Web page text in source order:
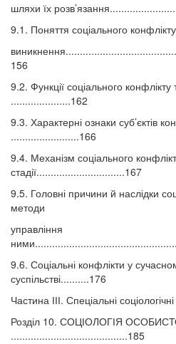
шляхи їх
9.1. Поняття соціального
156
9.2. Функції соціального конфлікту
.....................162
9.3. Характерні ознаки суб’єктів
........................166
9.4. Механізм соціального
стадії...............................167
9.5. Головні причини й наслідки
методи
управління
9.6. Соціальні конфлікти у
суспільстві..........176
Частина ІІІ. Спеціальні
Розділ 10. СОЦІОЛОГІЯ
.........................................185